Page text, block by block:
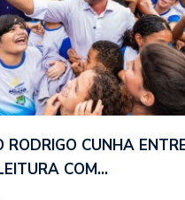
RODRIGO CUNHA
COM…